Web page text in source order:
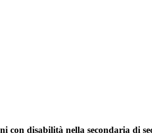
con disabilità nella secondaria di